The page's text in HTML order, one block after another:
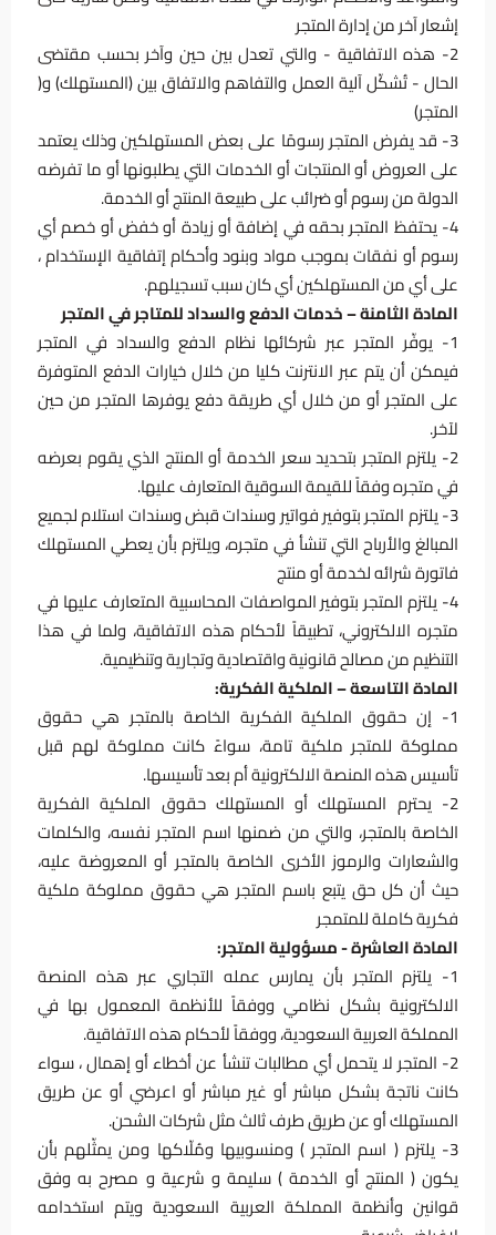
إشعار آخر من إدارة المتجر
2- ھذه الاتفاقية - والتي تعدل بين حين وآخر بحسب مقتضى
الحال - تُشكّل آلیة العمل والتفاھم والاتفاق بین (المستهلك) و(
المتجر)
3- قد يفرض المتجر رسومًا على بعض المستهلكين وذلك يعتمد
على العروض أو المنتجات أو الخدمات التي يطلبونها أو ما تفرضه
الدولة من رسوم أو ضرائب على طبيعة المنتج أو الخدمة.
4- يحتفظ المتجر بحقه في إضافة أو زيادة أو خفض أو خصم أي
رسوم أو نفقات بموجب مواد وبنود وأحكام إتفاقية الإستخدام ،
على أي من المستهلكين أي كان سبب تسجيلهم.
المادة الثامنة – خدمات الدفع والسداد للمتاجر في المتجر
1- يوفّر المتجر عبر شركائها نظام الدفع والسداد في المتجر
فيمكن أن يتم عبر الانترنت كليا من خلال خيارات الدفع المتوفرة
على المتجر أو من خلال أي طريقة دفع يوفرها المتجر من حين
لآخر.
2- يلتزم المتجر بتحديد سعر الخدمة أو المنتج الذي يقوم بعرضه
في متجره وفقاً للقيمة السوقية المتعارف عليها.
3- يلتزم المتجر بتوفير فواتير وسندات قبض وسندات استلام لجميع
المبالغ والأرباح التي تنشأ في متجره، ويلتزم بأن يعطي المستهلك
فاتورة شرائه لخدمة أو منتج
4- يلتزم المتجر بتوفير المواصفات المحاسبية المتعارف عليها في
متجره الالكتروني، تطبيقاً لأحكام هذه الاتفاقية، ولما في هذا
التنظيم من مصالح قانونية واقتصادية وتجارية وتنظيمية.
المادة التاسعة – الملكية الفكرية:
1- إن حقوق الملكية الفكرية الخاصة بالمتجر هي حقوق
مملوكة للمتجر ملكية تامة، سواءً كانت مملوكة لهم قبل
تأسيس هذه المنصة الالكترونية أم بعد تأسيسها.
2- يحترم المستهلك أو المستهلك حقوق الملكية الفكرية
الخاصة بالمتجر، والتي من ضمنها اسم المتجر نفسه، والكلمات
والشعارات والرموز الأخرى الخاصة بالمتجر أو المعروضة عليه،
حيث أن كل حق يتبع باسم المتجر هي حقوق مملوكة ملكية
فكرية كاملة للمتمجر
المادة العاشرة - مسؤولية المتجر:
1- يلتزم المتجر بأن يمارس عمله التجاري عبر هذه المنصة
الالكترونية بشكل نظامي ووفقاً للأنظمة المعمول بها في
المملكة العربية السعودية، ووفقاً لأحكام هذه الاتفاقية.
2- المتجر لا يتحمل أي مطالبات تنشأ عن أخطاء أو إهمال ، سواء
كانت ناتجة بشكل مباشر أو غير مباشر أو اعرضي أو عن طريق
المستهلك أو عن طريق طرف ثالث مثل شركات الشحن.
3- يلتزم ( اسم المتجر ) ومنسوبيها ومُلّاكها ومن يمثّلهم بأن
يكون ( المنتج أو الخدمة ) سليمة و شرعية و مصرح به وفق
قوانين وأنظمة المملكة العربية السعودية ويتم استخدامه